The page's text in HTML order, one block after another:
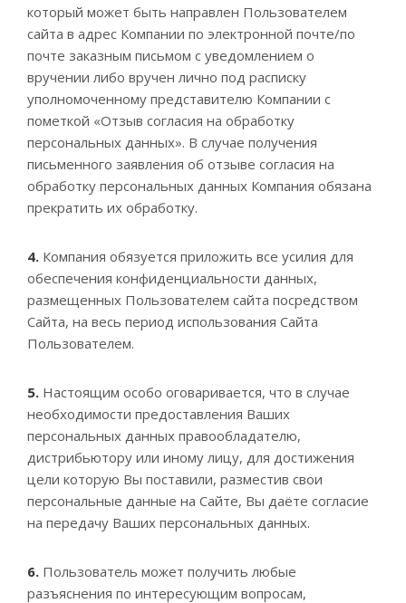
который может быть направлен Пользователем
сайта в адрес Компании по электронной почте/по
почте заказным письмом с уведомлением о
вручении либо вручен лично под расписку
уполномоченному представителю Компании с
пометкой «Отзыв согласия на обработку
персональных данных». В случае получения
письменного заявления об отзыве согласия на
обработку персональных данных Компания обязана
прекратить их обработку.
4. Компания обязуется приложить все усилия для
обеспечения конфиденциальности данных,
размещенных Пользователем сайта посредством
Сайта, на весь период использования Сайта
Пользователем.
5. Настоящим особо оговаривается, что в случае
необходимости предоставления Ваших
персональных данных правообладателю,
дистрибьютору или иному лицу, для достижения
цели которую Вы поставили, разместив свои
персональные данные на Сайте, Вы даёте согласие
на передачу Ваших персональных данных.
6. Пользователь может получить любые
разъяснения по интересующим вопросам,